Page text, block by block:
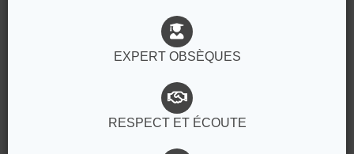
EXPERT OBSÈQUES
RESPECT ET ÉCOUTE